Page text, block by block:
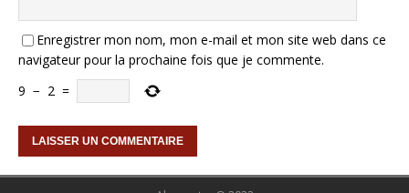
Enregistrer mon nom, mon e-mail et mon site web dans ce
navigateur pour la prochaine fois que je commente.
9 − 2 =